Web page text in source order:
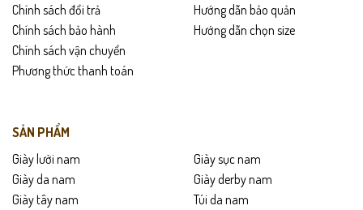
Hướng dẫn sử dụng
Lau sạch sau khi sử dụng bằng khăn mềm
Tránh phơi nắng trực tiếp
Không ngâm nước và bảo quản nơi khô thoáng
Dùng form giày để giữ phom lâu dài
Chính sách đổi trả
Chính sách bảo hành
Chính sách vận chuyển
Phương thức thanh toán
Hướng dẫn bảo quản
Hướng dẫn chọn size
SẢN PHẨM
Giày lười nam
Giày da nam
Giày tây nam
Giày sục nam
Giày derby nam
Túi da nam